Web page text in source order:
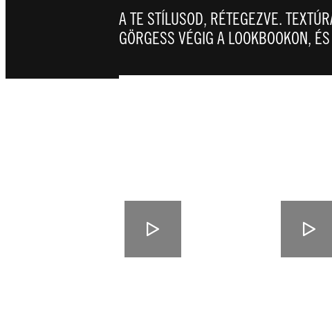
A TE STÍLUSOD, RÉTEGEZVE.
GÖRGESS VÉGIG A LOOKBOOKON,